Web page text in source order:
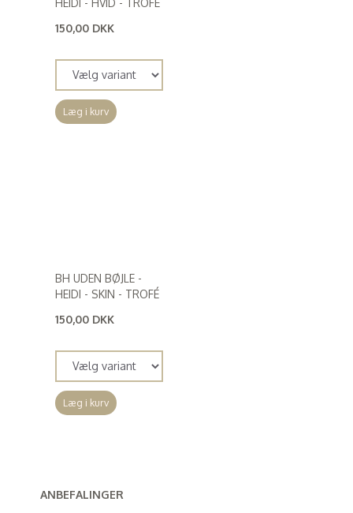
150,00 DKK
Læg i kurv
BH UDEN BØJLE -
HEIDI - SKIN - TROFÉ
150,00 DKK
Læg i kurv
ANBEFALINGER